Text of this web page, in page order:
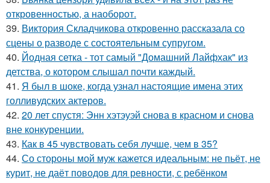
откровенностью, а наоборот.
39. Виктория Складчикова откровенно рассказала со
сцены о разводе с состоятельным супругом.
40. Йодная сетка - тот самый "Домашний Лайфхак" из
детства, о котором слышал почти каждый.
41. Я был в шоке, когда узнал настоящие имена этих
голливудских актеров.
42. 20 лет спустя: Энн хэтэуэй снова в красном и снова
вне конкуренции.
43. Как в 45 чувствовать себя лучше, чем в 35?
44. Со стороны мой муж кажется идеальным: не пьёт, не
курит, не даёт поводов для ревности, с ребёнком